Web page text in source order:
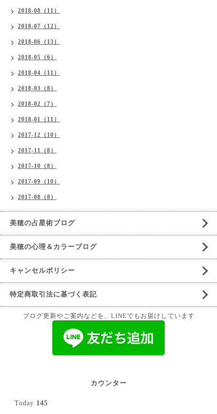
2018-08（11）
2018-07（12）
2018-06（13）
2018-05（6）
2018-04（11）
2018-03（8）
2018-02（7）
2018-01（11）
2017-12（10）
2017-11（8）
2017-10（8）
2017-09（10）
2017-08（8）
美穂の占星術ブログ
美穂の心理＆カラーブログ
キャンセルポリシー
特定商取引法に基づく表記
ブログ更新やご案内などを、LINEでもお届けしています
カウンター
Today 145